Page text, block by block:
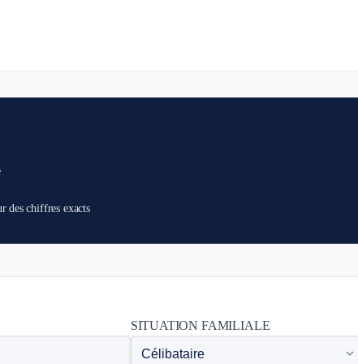
des chiffres exacts
SITUATION FAMILIALE